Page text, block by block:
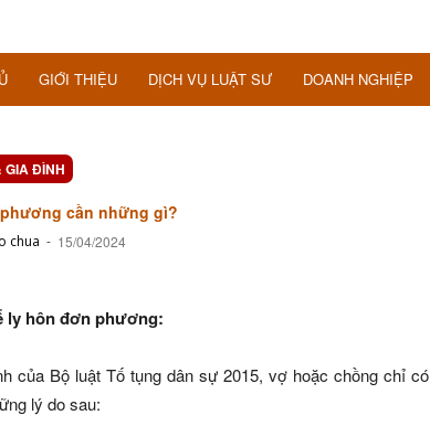
GIỚI THIỆU DỊCH VỤ LUẬT SƯ DOANH NGHIỆP
GIA ĐÌNH
cần những gì?
chua - 15/04/2024
ly hôn đơn phương:
của Bộ luật Tố tụng dân sự 2015, vợ hoặc chồng chỉ
lý do sau: